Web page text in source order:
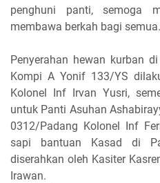
penghuni panti, semoga
membawa berkah bagi
Penyerahan hewan kurban
Kompi A Yonif 133/YS
Kolonel Inf Irvan Yusri,
untuk Panti Asuhan
0312/Padang Kolonel Inf
sapi bantuan Kasad di
diserahkan oleh Kasiter
Irawan.